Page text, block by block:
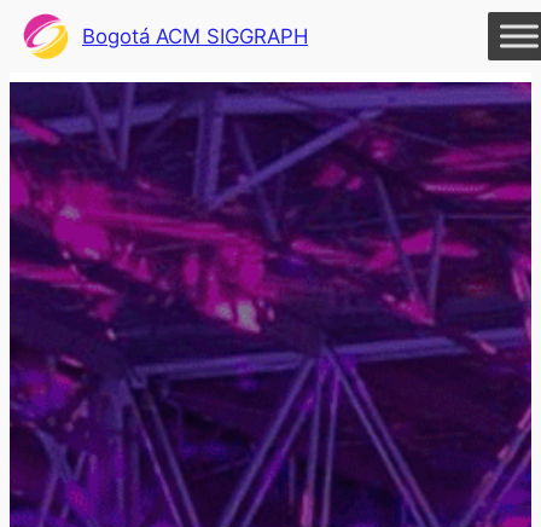
Bogotá ACM SIGGRAPH